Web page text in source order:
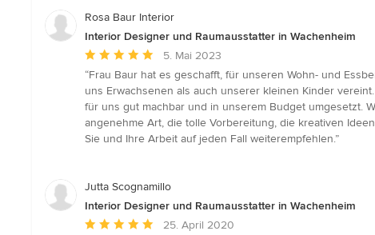
Rosa Baur Interior
Interior Designer und Raumausstatter in Wachenheim
Durchschnittliche
Bewertung:
5
von
5
Sternen
5. Mai 2023
“Frau Baur hat es geschafft, für unseren Wohn- und
uns Erwachsenen als auch unserer kleinen Kinder
für uns gut machbar und in unserem Budget umgesetzt.
angenehme Art, die tolle Vorbereitung, die kreativen
Sie und Ihre Arbeit auf jeden Fall weiterempfehlen.”
Jutta Scognamillo
Interior Designer und Raumausstatter in Wachenheim
Durchschnittliche25. April 2020